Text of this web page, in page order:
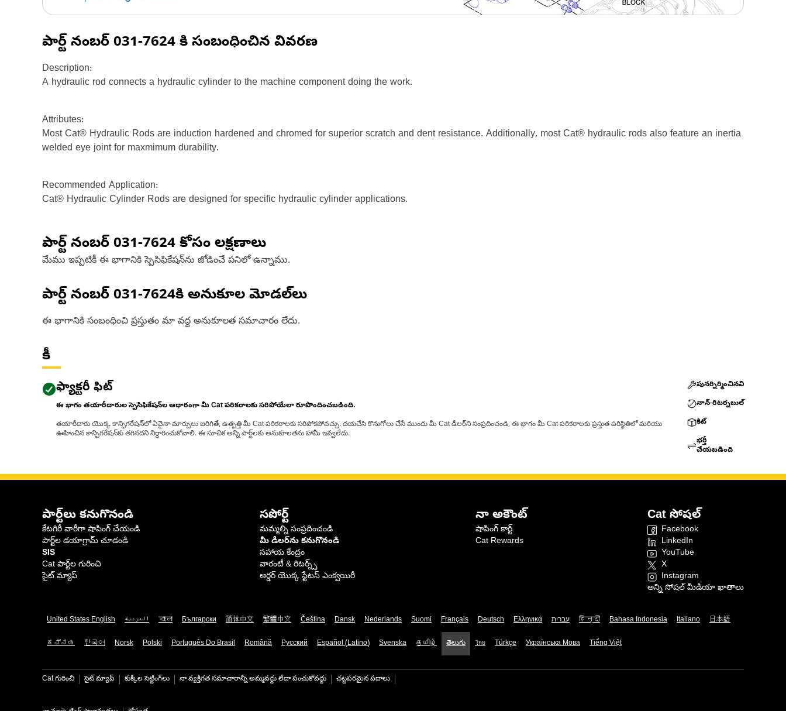
పార్ట్ నంబర్ 031-7624 కి సంబంధించిన వివరణ
Description:
A hydraulic rod connects a hydraulic cylinder to the machine component doing the work.
Attributes:
Most Cat® Hydraulic Rods are induction hardened and chromed for superior scratch and dent resistance. Additionally, most Cat® hydraulic rods also feature an inertia
welded eye joint for maxmimum durability.
Recommended Application:
Cat® Hydraulic Cylinder Rods are designed for specific hydraulic cylinder applications.
పార్ట్ నంబర్ 031-7624 కోసం లక్షణాలు
మేము ఇప్పటికీ ఈ భాగానికి స్పెసిఫికేషన్‌ను జోడించే పనిలో ఉన్నాము.
పార్ట్ నంబర్ 031-7624కి అనుకూల మోడల్‌లు
ఈ భాగానికి సంబంధించి ప్రస్తుతం మా వద్ద అనుకూలత సమాచారం లేదు.
కీ
ఫ్యాక్టరీ ఫిట్
ఈ భాగం తయారీదారుల స్పెసిఫికేషన్‌ల ఆధారంగా మీ Cat పరికరాలకు సరిపోయేలా రూపొందించబడింది.
తయారీదారు యొక్క కాన్ఫిగరేషన్‌లో ఏవైనా మార్పులు జరిగితే, ఉత్పత్తి మీ Cat పరికరాలకు సరిపోకపోవచ్చు. దయచేసి కొనుగోలు చేసే ముందు మీ Cat డీలర్‌ని సంప్రదించండి, ఈ భాగం మీ Cat పరికరాలకు ప్రస్తుత పరిస్థితిలో మరియు
ఊహించిన కాన్ఫిగరేషన్‌కు తగినదని నిర్ధారించుకోవాలి. ఈ సూచిక అన్ని పార్ట్‌లకు అనుకూలతను హామీ ఇవ్వలేదు.
పునర్నిర్మించినవి
నాన్-రిటర్నబుల్
కిట్
భర్తీ
చేయబడింది
పార్ట్‌లు కనుగొనండి
కేటగిరీ వారీగా షాపింగ్ చేయండి
పార్ట్‌ల డయాగ్రామ్ చూడండి
SIS
Cat పార్ట్‌ల గురించి
సైట్ మ్యాప్
సపోర్ట్
మమ్మల్ని సంప్రదించండి
మీ డీలర్‌ను కనుగొనండి
సహాయ కేంద్రం
వారంటీ & రిటర్న్స్
ఆర్డర్ యొక్క స్టేటస్ ఎంక్వయిరీ
నా అకౌంట్
షాపింగ్ కార్ట్
Cat Rewards
Cat సోషల్
Facebook
LinkedIn
YouTube
X
Instagram
అన్ని సోషల్ మీడియా ఖాతాలు
United States English العربية বাংলা Български 简体中文 繁體中文 Čeština Dansk Nederlands Suomi Français Deutsch Ελληνικά עברית हिन्दी Bahasa Indonesia Italiano 日本語
ಕನ್ನಡ 한국어 Norsk Polski Português Do Brasil Română Русский Español (Latino) Svenska தமிழ் తెలుగు ไทย Türkçe Українська Мова Tiếng Việt
Cat గురించి సైట్ మ్యాప్ కుక్కీల సెట్టింగ్‌లు నా వ్యక్తిగత సమాచారాన్ని అమ్మవద్దు లేదా పంచుకోవద్దు చట్టపరమైన పదాలు